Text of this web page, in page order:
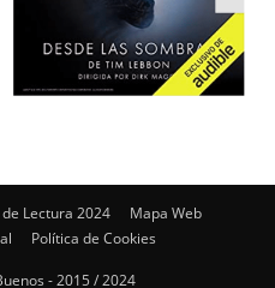
Lectura 2024
Mapa Web
Política de Cookies
- 2015 / 2024